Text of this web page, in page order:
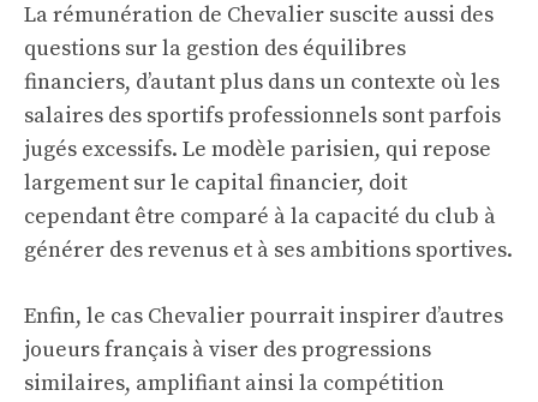
La rémunération de Chevalier suscite aussi des
questions sur la gestion des équilibres
financiers, d’autant plus dans un contexte où les
salaires des sportifs professionnels sont parfois
jugés excessifs. Le modèle parisien, qui repose
largement sur le capital financier, doit
cependant être comparé à la capacité du club à
générer des revenus et à ses ambitions sportives.
Enfin, le cas Chevalier pourrait inspirer d’autres
joueurs français à viser des progressions
similaires, amplifiant ainsi la compétition